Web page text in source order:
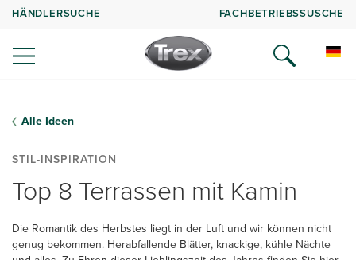
HÄNDLERSUCHE FACHBETRIEBSSUSCHE
Alle Ideen
STIL-INSPIRATION
Top 8 Terrassen mit Kamin
Die Romantik des Herbstes liegt in der Luft und wir können nicht
genug bekommen. Herabfallende Blätter, knackige, kühle Nächte